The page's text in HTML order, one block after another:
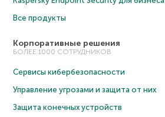
Все продукты
Корпоративные решения
БОЛЕЕ 1000 СОТРУДНИКОВ
Сервисы кибербезопасности
Управление угрозами и защита от них
Защита конечных устройств